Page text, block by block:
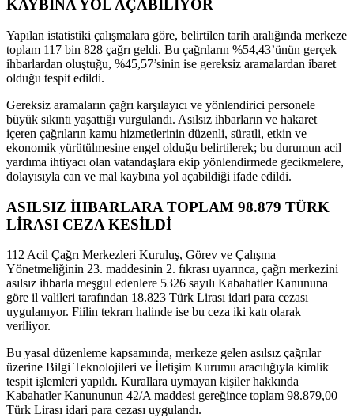
KAYBINA YOL AÇABİLİYOR
Yapılan istatistiki çalışmalara göre, belirtilen tarih aralığında merkeze
toplam 117 bin 828 çağrı geldi. Bu çağrıların %54,43’ünün gerçek
ihbarlardan oluştuğu, %45,57’sinin ise gereksiz aramalardan ibaret
olduğu tespit edildi.
Gereksiz aramaların çağrı karşılayıcı ve yönlendirici personele
büyük sıkıntı yaşattığı vurgulandı. Asılsız ihbarların ve hakaret
içeren çağrıların kamu hizmetlerinin düzenli, süratli, etkin ve
ekonomik yürütülmesine engel olduğu belirtilerek; bu durumun acil
yardıma ihtiyacı olan vatandaşlara ekip yönlendirmede gecikmelere,
dolayısıyla can ve mal kaybına yol açabildiği ifade edildi.
ASILSIZ İHBARLARA TOPLAM 98.879 TÜRK
LİRASI CEZA KESİLDİ
112 Acil Çağrı Merkezleri Kuruluş, Görev ve Çalışma
Yönetmeliğinin 23. maddesinin 2. fıkrası uyarınca, çağrı merkezini
asılsız ihbarla meşgul edenlere 5326 sayılı Kabahatler Kanununa
göre il valileri tarafından 18.823 Türk Lirası idari para cezası
uygulanıyor. Fiilin tekrarı halinde ise bu ceza iki katı olarak
veriliyor.
Bu yasal düzenleme kapsamında, merkeze gelen asılsız çağrılar
üzerine Bilgi Teknolojileri ve İletişim Kurumu aracılığıyla kimlik
tespit işlemleri yapıldı. Kurallara uymayan kişiler hakkında
Kabahatler Kanununun 42/A maddesi gereğince toplam 98.879,00
Türk Lirası idari para cezası uygulandı.